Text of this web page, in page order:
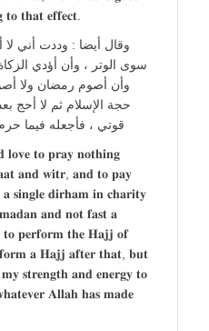
𝐭𝐡𝐚𝐭 𝐞𝐟𝐟𝐞𝐜𝐭.
وقال أيضا : وددت أني
سوى الوتر ، وأن أؤدي
وأن أصوم رمضان ولا
حجة الإسلام ثم لا أحج
قوتي ، فأجعله فيما
𝐥𝐨𝐯𝐞 𝐭𝐨 𝐩𝐫𝐚𝐲 𝐧𝐨𝐭𝐡𝐢𝐧𝐠
𝐚𝐧𝐝 𝐰𝐢𝐭𝐫, 𝐚𝐧𝐝 𝐭𝐨 𝐩𝐚𝐲
𝐬𝐢𝐧𝐠𝐥𝐞 𝐝𝐢𝐫𝐡𝐚𝐦 𝐢𝐧 𝐜𝐡𝐚𝐫𝐢𝐭𝐲
𝐚𝐧𝐝 𝐧𝐨𝐭 𝐟𝐚𝐬𝐭 𝐚
𝐭𝐨 𝐩𝐞𝐫𝐟𝐨𝐫𝐦 𝐭𝐡𝐞 𝐇𝐚𝐣𝐣 𝐨𝐟
𝐚 𝐇𝐚𝐣𝐣 𝐚𝐟𝐭𝐞𝐫 𝐭𝐡𝐚𝐭, 𝐛𝐮𝐭
𝐦𝐲 𝐬𝐭𝐫𝐞𝐧𝐠𝐭𝐡 𝐚𝐧𝐝 𝐞𝐧𝐞𝐫𝐠𝐲 𝐭𝐨
𝐀𝐥𝐥𝐚𝐡 𝐡𝐚𝐬 𝐦𝐚𝐝𝐞